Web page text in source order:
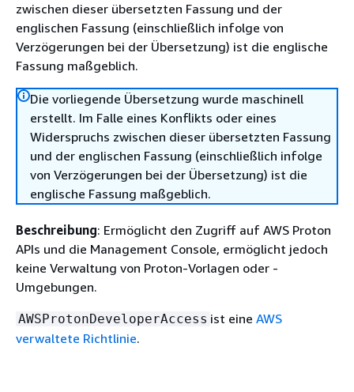
zwischen dieser übersetzten Fassung und der
englischen Fassung (einschließlich infolge von
Verzögerungen bei der Übersetzung) ist die englische
Fassung maßgeblich.
Die vorliegende Übersetzung wurde maschinell
erstellt. Im Falle eines Konflikts oder eines
Widerspruchs zwischen dieser übersetzten Fassung
und der englischen Fassung (einschließlich infolge
von Verzögerungen bei der Übersetzung) ist die
englische Fassung maßgeblich.
Beschreibung: Ermöglicht den Zugriff auf AWS Proton
APIs und die Management Console, ermöglicht jedoch
keine Verwaltung von Proton-Vorlagen oder -
Umgebungen.
AWSProtonDeveloperAccess ist eine AWS
verwaltete Richtlinie.